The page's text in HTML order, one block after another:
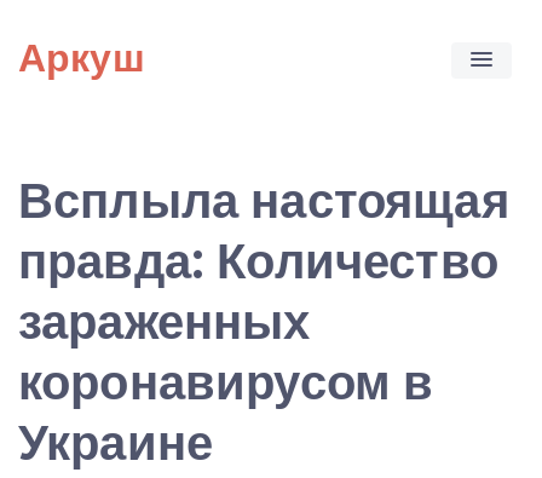
content
Аркуш
Всплыла настоящая
правда: Количество
зараженных
коронавирусом в
Украине